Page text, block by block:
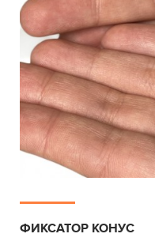
ФИКСАТОР КОНУС